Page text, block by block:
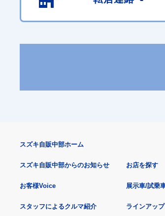
スズキ自販中部ホーム
スズキ自販中部からのお知らせ
お客様Voice
スタッフによるクルマ紹介
お店を探す
展示車/試乗
ラインアップ